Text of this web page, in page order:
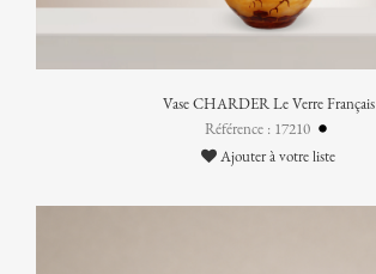
Vase CHARDER Le Verre Français
Référence : 17210
Ajouter à votre liste